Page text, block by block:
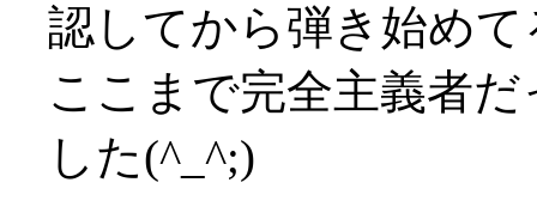
認してから弾き始め
ここまで完全主義者
した(^_^;)